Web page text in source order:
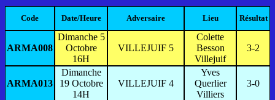
Code Date/Heure Adversaire Lieu Résultat
ARMA008
Dimanche 5
Octobre
16H
VILLEJUIF 5
Colette
Besson
Villejuif
3-2
ARMA013
Dimanche
19 Octobre
14H
VILLEJUIF 4
Yves
Querlier
Villiers
3-0